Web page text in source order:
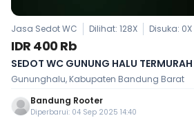
Jasa Sedot WC Dilihat: 128X Disuka: 0X
IDR 400 Rb
SEDOT WC GUNUNG HALU
Gununghalu, Kabupaten Bandung Barat
Bandung Rooter
Diperbarui: 04 Sep 2025 14:40